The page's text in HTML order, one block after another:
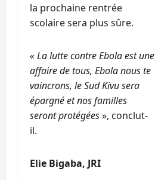
la prochaine rentrée
scolaire sera plus sûre.
« La lutte contre Ebola est une
affaire de tous, Ebola nous te
vaincrons, le Sud Kivu sera
épargné et nos familles
seront protégées», conclut-
il.
Elie Bigaba, JRI